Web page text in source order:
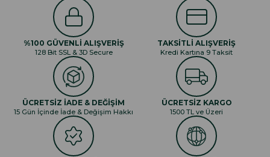
%100 GÜVENLİ ALIŞVERİŞ
128 Bit SSL & 3D Secure
TAKSİTLİ ALIŞVERİŞ
Kredi Kartına 9 Taksit
ÜCRETSİZ İADE & DEĞİŞİM
15 Gün İçinde İade & Değişim Hakkı
ÜCRETSİZ KARGO
1500 TL ve Üzeri